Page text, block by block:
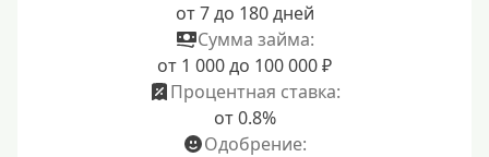
от 7 до 180 дней
Сумма займа:
от 1 000 до 100 000 ₽
Процентная ставка:
от 0.8%
Одобрение: